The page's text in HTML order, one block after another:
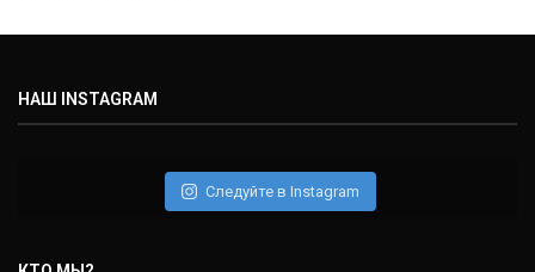
НАШ INSTAGRAM
Следуйте в Instagram